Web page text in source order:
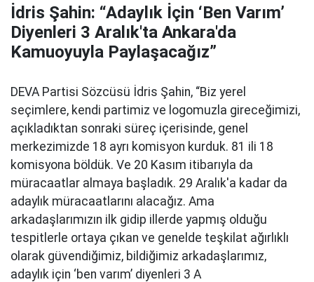
İdris Şahin: “Adaylık İçin ‘Ben Varım’
Diyenleri 3 Aralık'ta Ankara'da
Kamuoyuyla Paylaşacağız”
DEVA Partisi Sözcüsü İdris Şahin, “Biz yerel
seçimlere, kendi partimiz ve logomuzla gireceğimizi,
açıkladıktan sonraki süreç içerisinde, genel
merkezimizde 18 ayrı komisyon kurduk. 81 ili 18
komisyona böldük. Ve 20 Kasım itibarıyla da
müracaatlar almaya başladık. 29 Aralık'a kadar da
adaylık müracaatlarını alacağız. Ama
arkadaşlarımızın ilk gidip illerde yapmış olduğu
tespitlerle ortaya çıkan ve genelde teşkilat ağırlıklı
olarak güvendiğimiz, bildiğimiz arkadaşlarımız,
adaylık için ‘ben varım’ diyenleri 3 A